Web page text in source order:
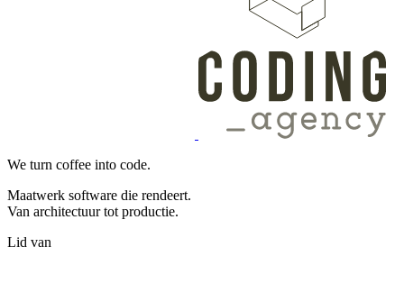
We turn coffee into code.
Maatwerk software die rendeert.
Van architectuur tot productie.
Lid van